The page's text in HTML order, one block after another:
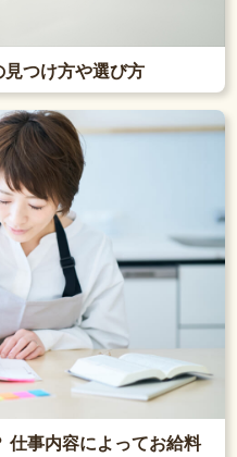
つけ方や選び方
仕事内容によってお給料